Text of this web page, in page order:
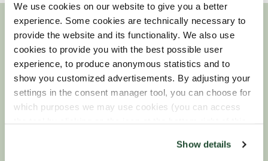
We use cookies on our website to give you a better
experience. Some cookies are technically necessary to
provide the website and its functionality. We also use
cookies to provide you with the best possible user
experience, to produce anonymous statistics and to
show you customized advertisements. By adjusting your
settings in the consent manager tool, you can choose for
which purposes we may use cookies (you can access
Show details
Bedeutung für die Umwelt
Unsere Rösterei arbeitet kontinuierlich an der
Reduzierung ihrer Auswirkungen auf die Umwelt.
Unsere ausgehenden Transporte von der Rösterei
werden innerhalb der nordischen Länder von
klimakompensiert. Wann immer es möglich ist,